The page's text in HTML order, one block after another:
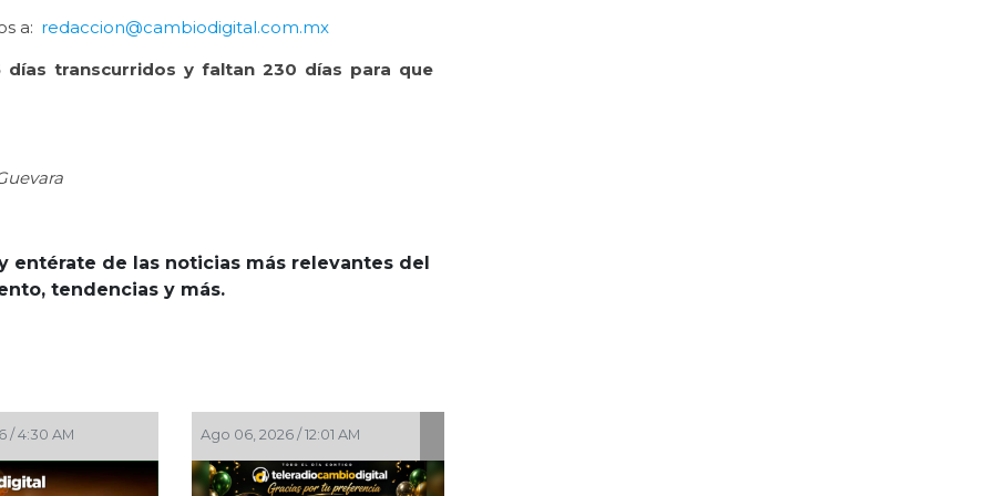
a: redaccion@cambiodigital.com.mx
días transcurridos y faltan 230 días para que
entérate de las noticias más relevantes del
tendencias y más.
Ago 06, 2026 / 12:01 AM Ago 05, 2026 / 10:31 PM